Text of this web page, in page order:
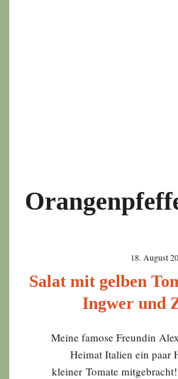
18. August
Salat mit gelben
Ingwer und
Meine famose Freundin
Heimat Italien ein paar
kleiner Tomate